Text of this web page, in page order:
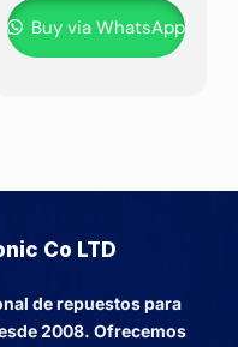
Buy via WhatsApp
Co LTD
de repuestos para
2008. Ofrecemos